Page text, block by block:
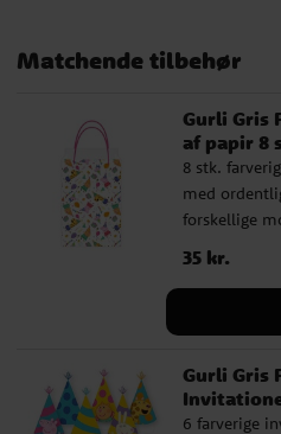
Matchende tilbehør
Gurli Gris
af papir 8
8 stk.
med
forskellige
elskede
cm store.
Pris:35 kr.
35 kr.
Gurli Gris
6 farverige